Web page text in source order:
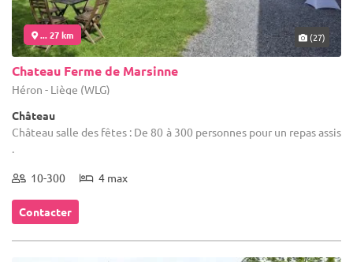
... 27 km (27)
Chateau Ferme de Marsinne
Héron - Liège (WLG)
Château
Château salle des fêtes : De 80 à 300 personnes pour un repas assis
.
10-300 4 max
Contacter